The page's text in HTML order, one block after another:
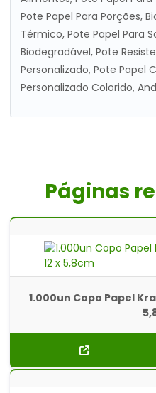
Pote Papel Para Porções,
Térmico, Pote Papel Para
Biodegradável, Pote
Personalizado, Pote Papel
Personalizado Colorido,
Páginas
1.000un Copo Papel